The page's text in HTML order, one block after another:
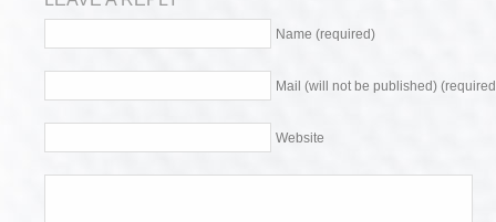
Name (required)
Mail (will not be published)
Website